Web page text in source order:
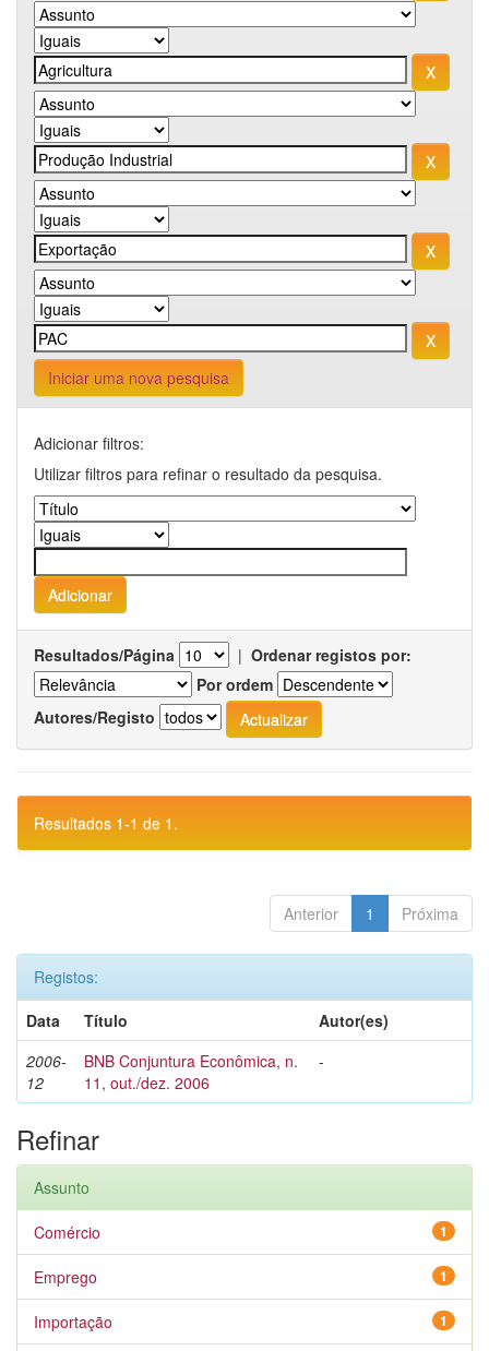
Iniciar uma nova pesquisa
Adicionar filtros:
Utilizar filtros para refinar o resultado da pesquisa.
Resultados/Página | Ordenar registos por:
Por ordem
Autores/Registo
Resultados 1-1 de 1.
Anterior 1 Próxima
Registos:
Data
Título
Autor(es)
2006-
12
BNB Conjuntura Econômica, n.
11, out./dez. 2006
-
Refinar
Assunto
1
Comércio
1
Emprego
1
Importação